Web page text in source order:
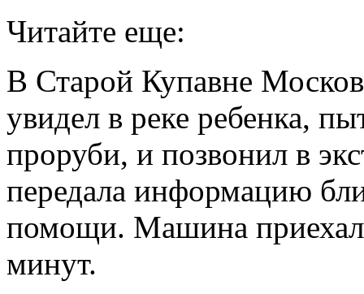
Читайте еще:
В Старой Купавне
увидел в реке ребенка,
проруби, и позвонил в
передала информацию
помощи. Машина
минут.